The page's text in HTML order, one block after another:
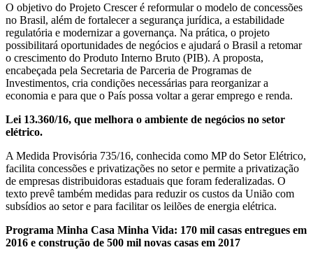
O objetivo do Projeto Crescer é reformular o modelo de concessões
no Brasil, além de fortalecer a segurança jurídica, a estabilidade
regulatória e modernizar a governança. Na prática, o projeto
possibilitará oportunidades de negócios e ajudará o Brasil a retomar
o crescimento do Produto Interno Bruto (PIB). A proposta,
encabeçada pela Secretaria de Parceria de Programas de
Investimentos, cria condições necessárias para reorganizar a
economia e para que o País possa voltar a gerar emprego e renda.
Lei 13.360/16, que melhora o ambiente de negócios no setor
elétrico.
A Medida Provisória 735/16, conhecida como MP do Setor Elétrico,
facilita concessões e privatizações no setor e permite a privatização
de empresas distribuidoras estaduais que foram federalizadas. O
texto prevê também medidas para reduzir os custos da União com
subsídios ao setor e para facilitar os leilões de energia elétrica.
Programa Minha Casa Minha Vida: 170 mil casas entregues em
2016 e construção de 500 mil novas casas em 2017